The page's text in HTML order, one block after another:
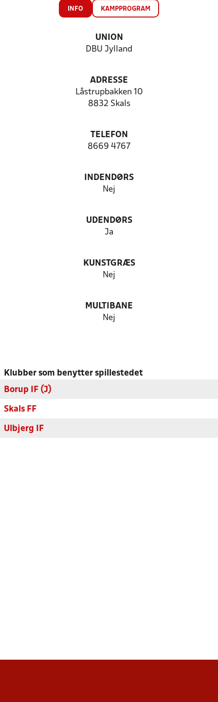
INFO KAMPPROGRAM
UNION
DBU Jylland
ADRESSE
Låstrupbakken 10
8832 Skals
TELEFON
8669 4767
INDENDØRS
Nej
UDENDØRS
Ja
KUNSTGRÆS
Nej
MULTIBANE
Nej
Klubber som benytter spillestedet
Borup IF (J)
Skals FF
Ulbjerg IF